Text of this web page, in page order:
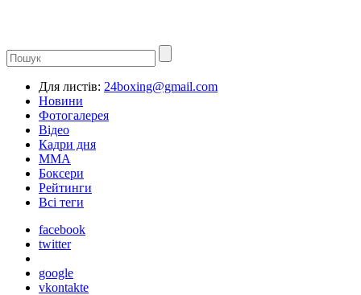
Для листів: 24boxing@gmail.com
Новини
Фотогалерея
Відео
Кадри дня
ММА
Боксери
Рейтинги
Всі теги
facebook
twitter
google
vkontakte